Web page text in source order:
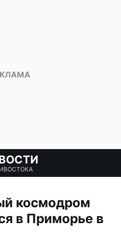
космодром
в Приморье в